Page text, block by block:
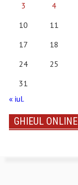
3
4
10
11
17
18
24
25
31
« iul.
GHIEUL ONLINE